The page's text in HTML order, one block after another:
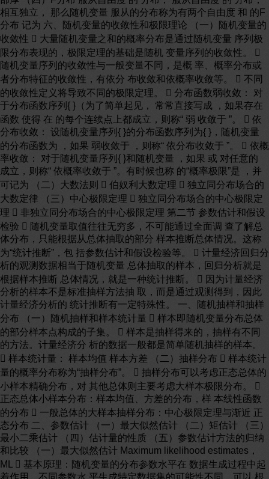
相互独立， 那么随机变量 服从的分布称为有两个自由度 和 的F
分布 记为 六、随机变量的收敛性和极限理论 （一）随机变量的
收敛性  大量随机变量之和的概率分布是通过随机变量 序列极
限分布表现的，极限定理的基础是随机 变量序列的收敛性。 
随机变量序列的收敛性与一般变量不同，是概 率、概率分布或
者分布特征的收敛性，有依分 布收敛和依概率收敛等。  不同
的收敛性定义将导致不同的极限定理。  分布函数弱收敛： 对
于分布函数序列{ }（为了简单起见， 常常直接写成 ，如果存在
函数 使得 在 的每个连续点上都成立，则称“ 弱 收敛于 ”。  依
分布收敛： 设随机变量序列{ }的分布函数序列为{ }，随机变量
的分布函数为 ，如果 弱收敛于 ，则称“ 依分布收敛于 ”。  依概
率收敛： 对于随机变量序列{ }和随机变量 ，如果 或 对任意的
成立，则称“ 依概率收敛于 ”。有时候也称 的“概率极限”是 ，并
可记为 （二）大数法则  伯奴利大数定理  独立同分布场合的
大数定律 （三）中心极限定理  独立同分布场合的中心极限定
理  非独立同分布场合的中心极限定理 第二节 参数估计和假设
检验  随机变量取值往往无穷多，不可能通过全面调 查了解总
体分布，只能根据从总体抽取的部分 样本推断总体情况。这称
为“统计推断”，包 括参数估计和假设检验等。  计量经济回归分
析的观测数据相当于随机变量 总体抽取的样本，回归分析就是
根据样本推断 总体情况，就是一种统计推断。  因为计量经济
分析的样本不是标准抽样方法抽 取，而是通过观测得到，因此
计量经济分析的 统计推断有一定特殊性。 一、随机抽样和抽样
分布 （一）随机抽样和样本统计量  样本即随机变量分布总体
的部分样本点构成的子集。  样本是抽样得来的，抽样有不同
的方法。计量经济分 析的数据一般都是简单随机抽样的样本。
 样本统计量： 样本均值 样本方差 （二）抽样分布  样本统计
量的概率分布称为“抽样分布”。  抽样分布可以考虑正态总体的
小样本精确分布，对 其他总体则主要考虑大样本极限分布。 
正态总体小样本分布：样本均值、方差的分布，样 本线性函数
的分布  一般总体的大样本抽样分布：中心极限定理与渐近 正
态分布 二、参数估计 （一）最大似然估计 （二）矩估计 （三）
最小二乘估计 （四）估计量的性质 （五）参数估计方法的归纳
和比较 （一）最大似然估计 Maximum likelihood estimates，
ML  基本原理：随机变量的分布参数水平在 数据生成过程中起
着作用，不同参数水 平生成特定数据集的可能性不同，可以 根